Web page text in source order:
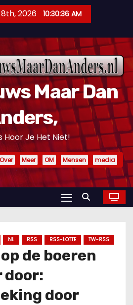
2026 10:30:37 AM
Maar Dan
Hoor Je Het Niet!
Over Meer OM Mensen media
NL RSS RSS-LOTTE TW-RSS
de boeren
door:
door